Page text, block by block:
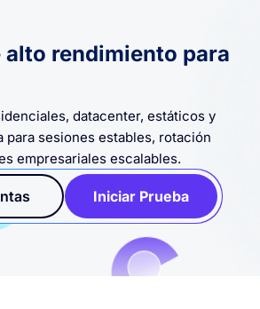
alto rendimiento para
datacenter, estáticos y
para sesiones estables, rotación
empresariales escalables.
Iniciar Prueba